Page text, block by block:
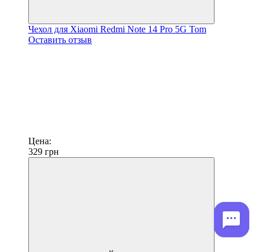
Чехол для Xiaomi Redmi Note 14 Pro 5G Tom
Оставить отзыв
Цена:
329 грн